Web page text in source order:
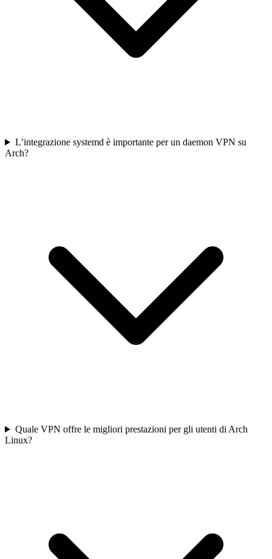
L’integrazione systemd è importante per un daemon VPN su
Arch?
Quale VPN offre le migliori prestazioni per gli utenti di Arch
Linux?